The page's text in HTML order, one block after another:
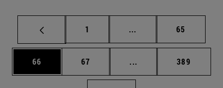
Página
1 ... Páginas intermedias
Página
65
Página
66 Página
67 ... Páginas intermedias
Página
389